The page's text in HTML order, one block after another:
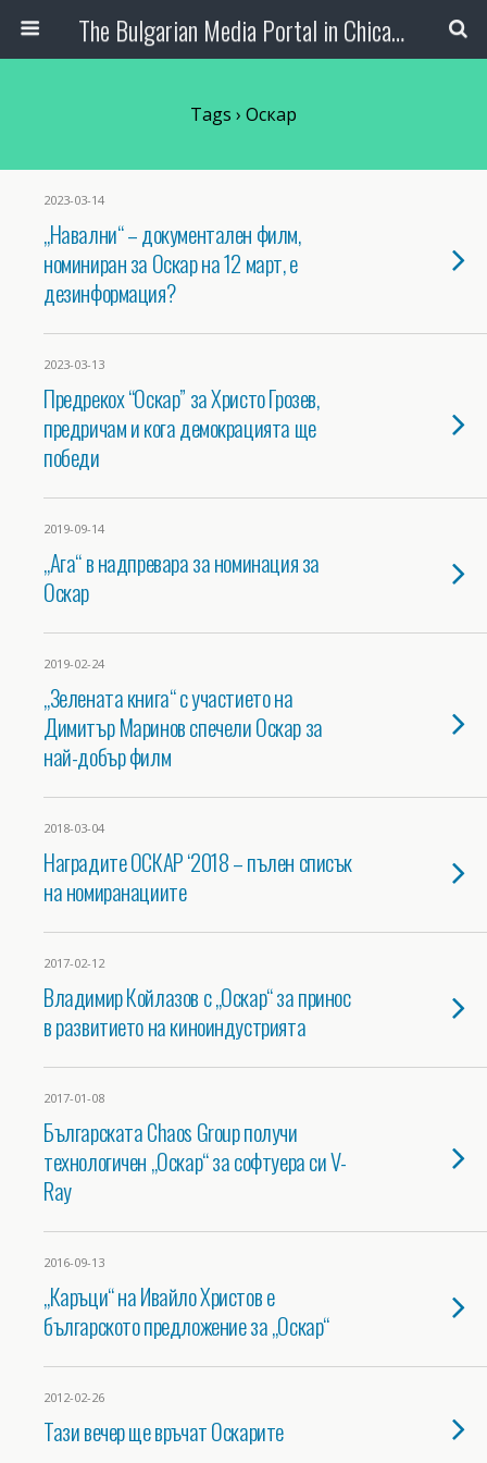
The Bulgarian Media Portal in Chicago
Tags › Оскар
2023-03-14
„Навални“ – документален филм,
номиниран за Оскар на 12 март, е
дезинформация?
2023-03-13
Предрекох “Оскар” за Христо Грозев,
предричам и кога демокрацията ще
победи
2019-09-14
„Ага“ в надпревара за номинация за
Оскар
2019-02-24
„Зелената книга“ с участието на
Димитър Маринов спечели Оскар за
най-добър филм
2018-03-04
Наградите ОСКАР ‘2018 – пълен списък
на номиранациите
2017-02-12
Владимир Койлазов с „Оскар“ за принос
в развитието на киноиндустрията
2017-01-08
Българската Chaos Group получи
технологичен „Оскар“ за софтуера си V-
Ray
2016-09-13
„Каръци“ на Ивайло Христов е
българското предложение за „Оскар“
2012-02-26
Тази вечер ще връчат Оскарите